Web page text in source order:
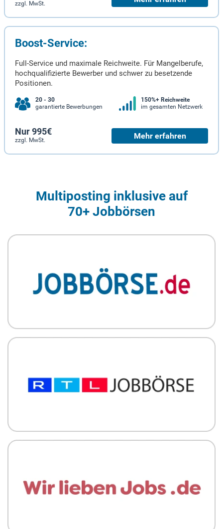
zzgl. MwSt.
Boost-Service:
Full-Service und maximale Reichweite. Für Mangelberufe,
hochqualifizierte Bewerber und schwer zu besetzende
Positionen.
20 - 30
garantierte Bewerbungen
150%+ Reichweite
im gesamten Netzwerk
Nur 995€
zzgl. MwSt. Mehr erfahren
Multiposting inklusive auf
70+ Jobbörsen